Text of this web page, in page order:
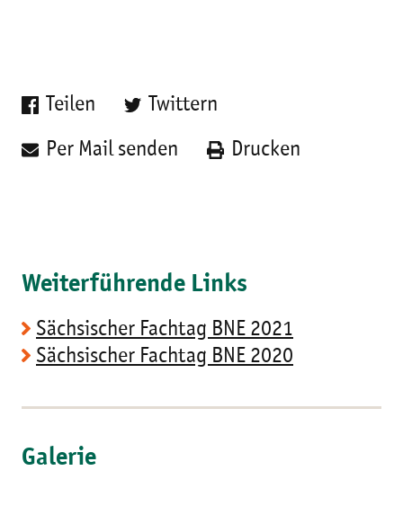
Teilen Twittern
Per Mail senden Drucken
Weiterführende Links
Sächsischer Fachtag BNE 2021
Sächsischer Fachtag BNE 2020
Galerie